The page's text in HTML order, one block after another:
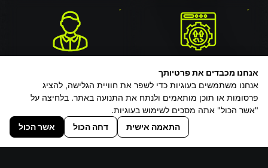
פתרון מושלם לצרכים
שלך
שביעות רצונך קודמת
אנחנו מכבדים את פרטיותך
אנחנו משתמשים בעוגיות כדי לשפר את חוויית הגלישה, להציג
פרסומות או תוכן מותאמים ולנתח את התנועה באתר. בלחיצה על
"אשר הכול" אתה מסכים לשימוש בעוגיות.
התאמה אישית
דחה הכול אשר הכול